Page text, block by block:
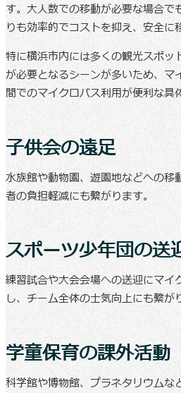
す。大人数での移動が必要な場合
りも効率的でコストを抑え、安全に
特に横浜市内には多くの観光スポ
が必要となるシーンが多いため、
間でのマイクロバス利用が便利な具
子供会の遠足
水族館や動物園、遊園地などへの
者の負担軽減にも繋がります。
スポーツ少年団の送
練習試合や大会会場への送迎にマ
し、チーム全体の士気向上にも繋が
学童保育の課外活動
科学館や博物館、プラネタリウム